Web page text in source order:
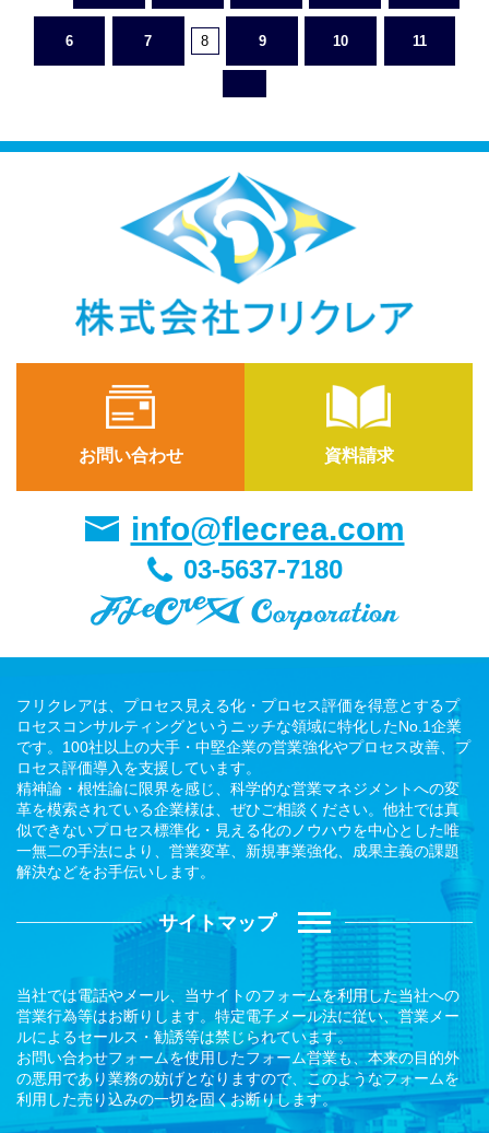
6 7 8 9 10 11
お問い合わせ 資料請求
info@flecrea.com
03-5637-7180
フリクレアは、プロセス見える化・プロセス評価を得意とするプ
ロセスコンサルティングというニッチな領域に特化したNo.1企業
です。100社以上の大手・中堅企業の営業強化やプロセス改善、プ
ロセス評価導入を支援しています。
精神論・根性論に限界を感じ、科学的な営業マネジメントへの変
革を模索されている企業様は、ぜひご相談ください。他社では真
似できないプロセス標準化・見える化のノウハウを中心とした唯
一無二の手法により、営業変革、新規事業強化、成果主義の課題
解決などをお手伝いします。
サイトマップ
当社では電話やメール、当サイトのフォームを利用した当社への
営業行為等はお断りします。特定電子メール法に従い、営業メー
ルによるセールス・勧誘等は禁じられています。
お問い合わせフォームを使用したフォーム営業も、本来の目的外
の悪用であり業務の妨げとなりますので、このようなフォームを
利用した売り込みの一切を固くお断りします。